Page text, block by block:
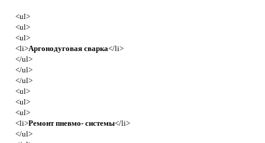
<ul>
<ul>
<ul>
<li>Аргонодуговая сварка</li>
</ul>
</ul>
</ul>
<ul>
<ul>
<ul>
<li>Ремонт пневмо- системы</li>
</ul>